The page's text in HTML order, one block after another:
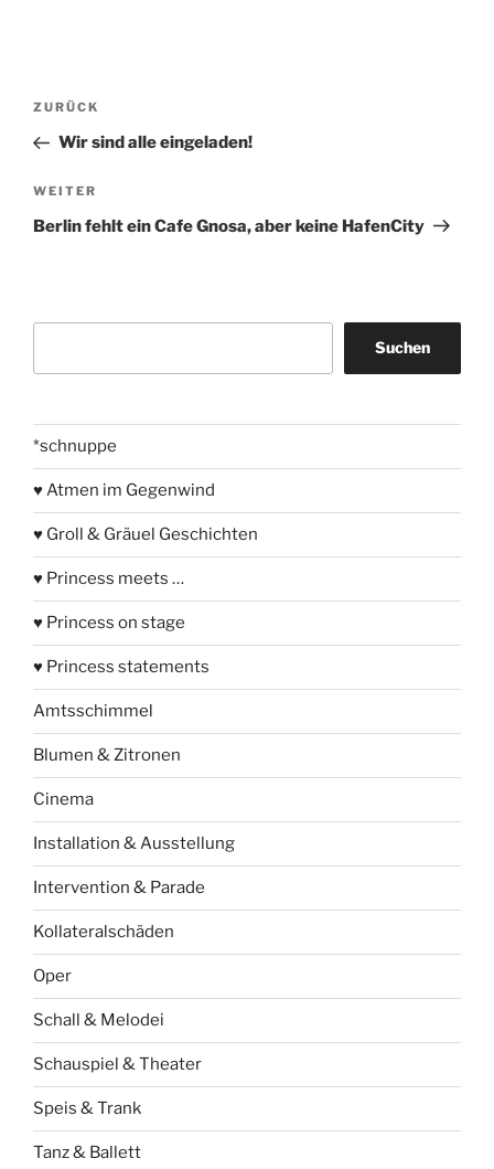
Beitragsnavigation
Vorheriger
Beitrag
ZURÜCK
Wir sind alle eingeladen!
Nächster
Beitrag
WEITER
Berlin fehlt ein Cafe Gnosa, aber keine HafenCity
Suchen
*schnuppe
♥ Atmen im Gegenwind
♥ Groll & Gräuel Geschichten
♥ Princess meets …
♥ Princess on stage
♥ Princess statements
Amtsschimmel
Blumen & Zitronen
Cinema
Installation & Ausstellung
Intervention & Parade
Kollateralschäden
Oper
Schall & Melodei
Schauspiel & Theater
Speis & Trank
Tanz & Ballett